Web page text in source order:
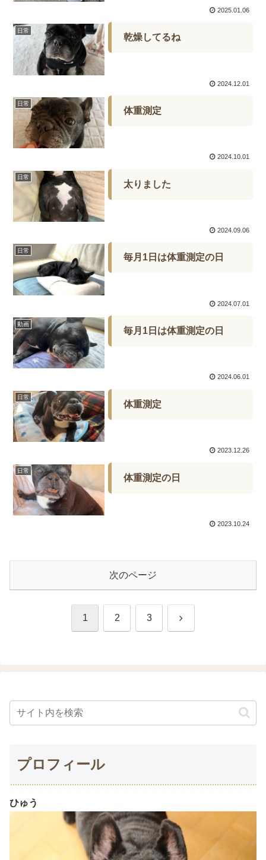
2025.01.06
日常
乾燥してるね
2024.12.01
日常
体重測定
2024.10.01
日常
太りました
2024.09.06
日常
毎月1日は体重測定の日
2024.07.01
動画
毎月1日は体重測定の日
2024.06.01
日常
体重測定
2023.12.26
日常
体重測定の日
2023.10.24
次のページ
1 2 3 次
プロフィール
ひゅう